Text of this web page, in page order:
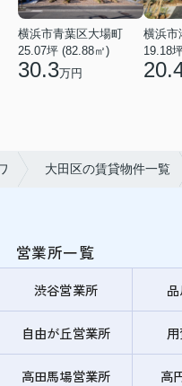
横浜市青葉区大場町
25.07坪 (82.88㎡)
30.3万円
19.18
大田区の賃貸物件一覧
営業所一覧
渋谷営業所
自由が丘営業所
高田馬場営業所 高